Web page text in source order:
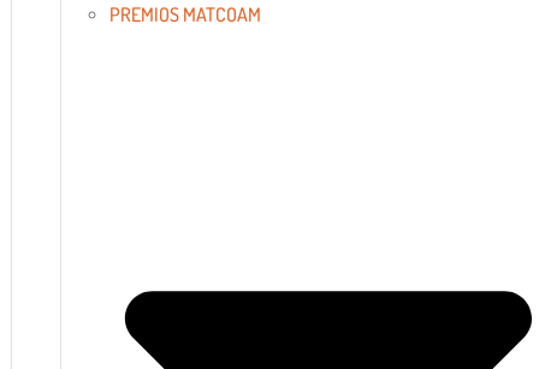
PREMIOS MATCOAM